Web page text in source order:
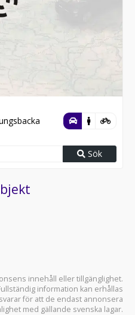
Sök
innehåll eller tillgänglighet.
information kan erhållas
för att de endast annonsera
med gällande svenska lagar.